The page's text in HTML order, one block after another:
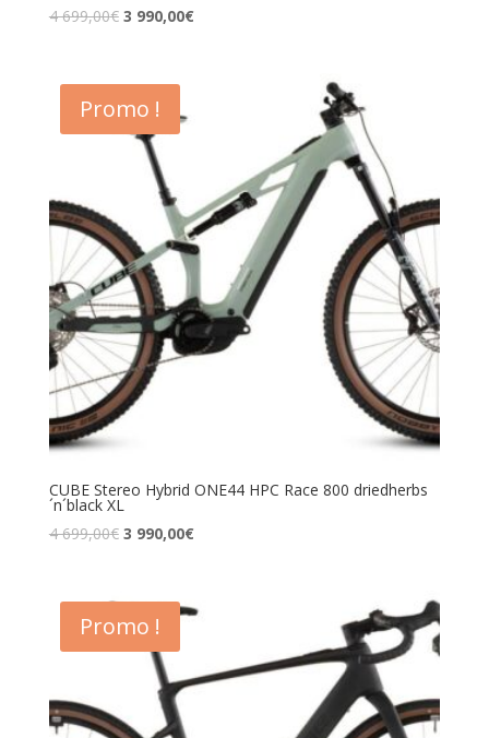
4 699,00€ 3 990,00€
Promo !
CUBE Stereo Hybrid ONE44 HPC Race 800 driedherbs
´n´black XL
4 699,00€ 3 990,00€
Promo !